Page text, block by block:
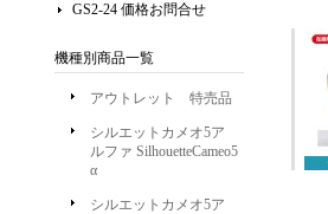
GS2-24 価格お問合せ
機種別商品一覧
アウトレット 特売品
シルエットカメオ5ア
ルファ SilhouetteCameo5
α
シルエットカメオ5ア